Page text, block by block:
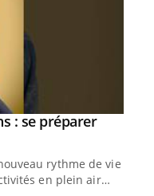
: se préparer
rythme de vie !
en plein air…